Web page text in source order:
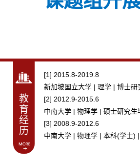
教
育
经
历
[1] 2015.8-2019.8
新加坡国立大学 | 理学 | 博士研
[2] 2012.9-2015.6
中南大学 | 物理学 | 硕士研究生
[3] 2008.9-2012.6
中南大学 | 物理学 | 本科(学士)